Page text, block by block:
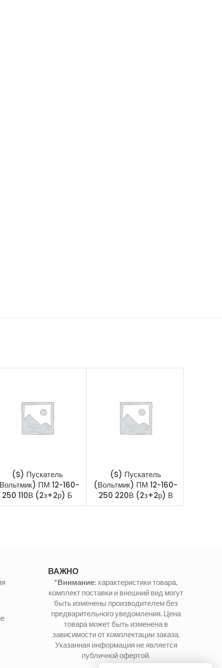
(S) Пускатель
ПМ 12-160-
250 110В (2з+2р) Б
(S) Пускатель
(Вольтмик) ПМ 12-160-
250 220В (2з+2р) В
ВАЖНО
*Внимание: характеристики товара,
комплект поставки и внешний вид могут
быть изменены производителем без
предварительного уведомления. Цена
товара может быть изменена в
зависимости от комплектации заказа.
Указанная информация не является
публичной офертой.